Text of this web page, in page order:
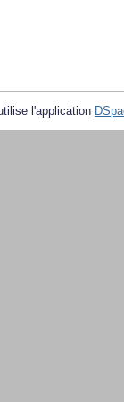
l'application